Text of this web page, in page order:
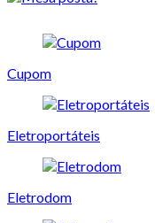
Cupom
Eletroportáteis
Eletrodom